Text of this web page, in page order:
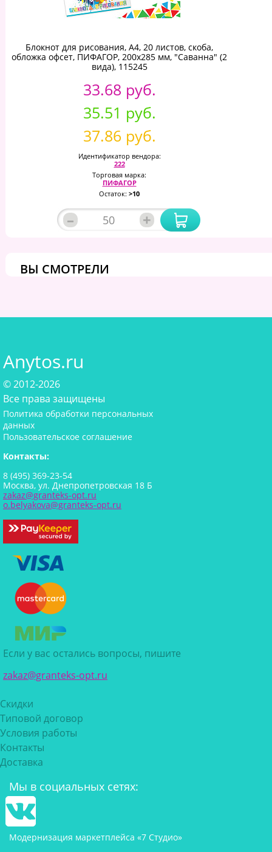
Блокнот для рисования, А4, 20 листов, скоба,
обложка офсет, ПИФАГОР, 200х285 мм, "Саванна" (2
вида), 115245
33.68 руб.
35.51 руб.
37.86 руб.
Идентификатор вендора:
222
Торговая марка:
ПИФАГОР
Остаток: >10
– +
ВЫ СМОТРЕЛИ
Anytos.ru
© 2012-2026
Все права защищены
Политика обработки персональных
данных
Пользовательское соглашение
Контакты:
8 (495) 369-23-54
Москва, ул. Днепропетровская 18 Б
zakaz@granteks-opt.ru
o.belyakova@granteks-opt.ru
Если у вас остались вопросы, пишите
zakaz@granteks-opt.ru
Скидки
Типовой договор
Условия работы
Контакты
Доставка
Мы в социальных сетях:
Модернизация маркетплейса «7 Студио»